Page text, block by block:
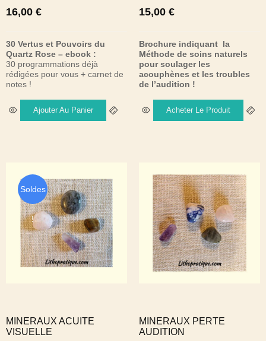
16,00 €
30 Vertus et Pouvoirs du
Quartz Rose – ebook :
30 programmations déjà
rédigées pour vous + carnet de
notes !
Ajouter Au Panier
15,00 €
Brochure indiquant la
Méthode de soins naturels
pour soulager les
acouphènes et les troubles
de l’audition !
Acheter Le Produit
Soldes
!
MINERAUX ACUITE
VISUELLE
MINERAUX PERTE
AUDITION